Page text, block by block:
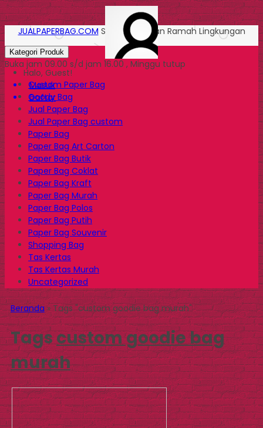
Halo, Guest!
Masuk
Daftar
JUALPAPERBAG.COM Solusi Kemasan Ramah Lingkungan
Kategori Produk
Buka jam 09.00 s/d jam 16.00 , Minggu tutup
Custom Paper Bag
Goody Bag
Jual Paper Bag
Jual Paper Bag custom
Paper Bag
Paper Bag Art Carton
Paper Bag Butik
Paper Bag Coklat
Paper Bag Kraft
Paper Bag Murah
Paper Bag Polos
Paper Bag Putih
Paper Bag Souvenir
Shopping Bag
Tas Kertas
Tas Kertas Murah
Uncategorized
Beranda»Tags "custom goodie bag murah"
Tagscustom goodie bag
murah